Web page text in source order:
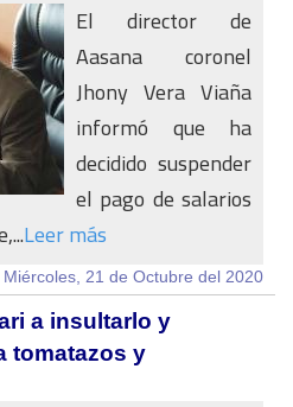
El director de
Aasana coronel
Jhony Vera Viaña
informó que ha
decidido suspender
el pago de salarios
Leer más
Miércoles, 21 de Octubre del 2020
a insultarlo y
tomatazos y